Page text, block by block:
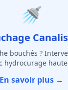
🚿
bouchés ?
hydrocurage
En savoir plus →